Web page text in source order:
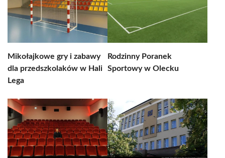
Mikołajkowe gry i zabawy
dla przedszkolaków w Hali
Lega
Rodzinny Poranek
Sportowy w Olecku